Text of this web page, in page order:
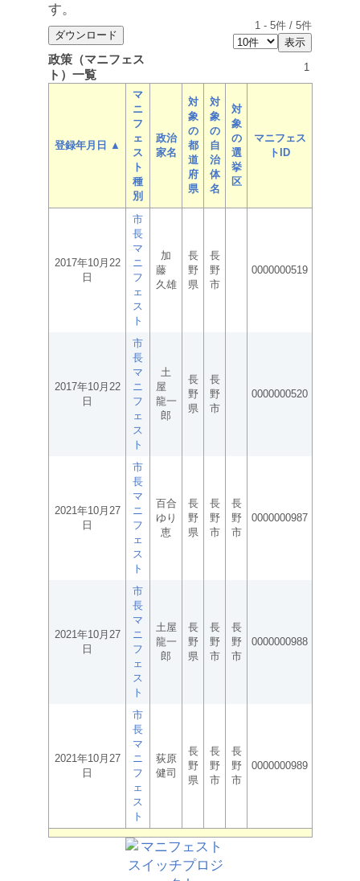
す。
1 - 5件 / 5件
政策（マニフェス
ト）一覧
1
登録年月日 ▲
マ
ニ
フ
ェ
ス
ト
種
別
政治
家名
対
象
の
都
道
府
県
対
象
の
自
治
体
名
対
象
の
選
挙
区
マニフェス
トID
2017年10月22
日
市
長
マ
ニ
フ
ェ
ス
ト
加
藤
久雄
長
野
県
長
野
市
0000000519
2017年10月22
日
市
長
マ
ニ
フ
ェ
ス
ト
土
屋
龍一
郎
長
野
県
長
野
市
0000000520
2021年10月27
日
市
長
マ
ニ
フ
ェ
ス
ト
百合
ゆり
恵
長
野
県
長
野
市
長
野
市
0000000987
2021年10月27
日
市
長
マ
ニ
フ
ェ
ス
ト
土屋
龍一
郎
長
野
県
長
野
市
長
野
市
0000000988
2021年10月27
日
市
長
マ
ニ
フ
ェ
ス
ト
荻原
健司
長
野
県
長
野
市
長
野
市
0000000989